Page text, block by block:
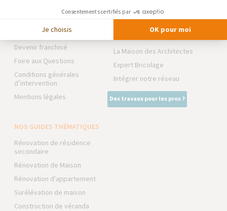
Trouver une agence
Devenir franchisé
Foire aux Questions
Conditions générales
d’intervention
Mentions légales
TRAVAUX EXTÉRIEURS
NOS PARTENAIRES
La Maison des Architectes
Expert Bricolage
Intégrer notre réseau
Des travaux pour les pros ?
NOS GUIDES THÉMATIQUES
Rénovation de résidence
secondaire
Rénovation de Maison
Rénovation d'appartement
Surélévation de maison
Construction de véranda
Consentements certifiés par
Je choisis OK pour moi